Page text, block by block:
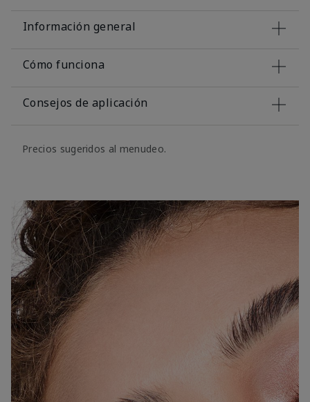
Información general
Cómo funciona
Consejos de aplicación
Precios sugeridos al menudeo.